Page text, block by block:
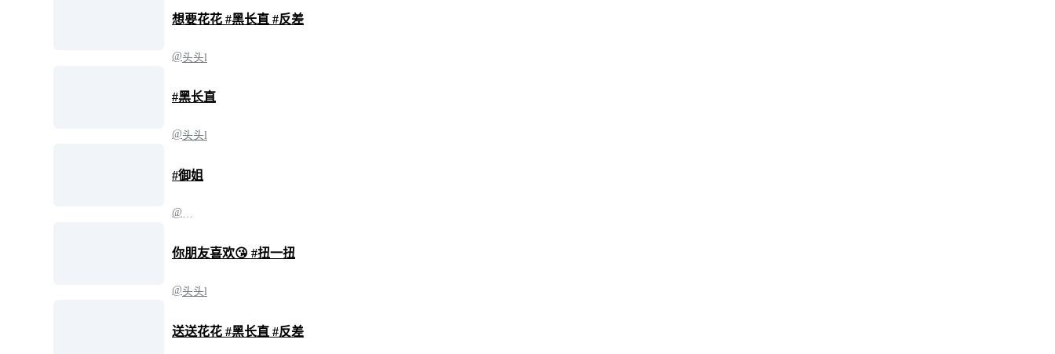
想要花花 #黑长直 #反差
@头头l
#黑长直
@头头l
#御姐
@
你朋友喜欢😘 #扭一扭
@头头l
送送花花 #黑长直 #反差